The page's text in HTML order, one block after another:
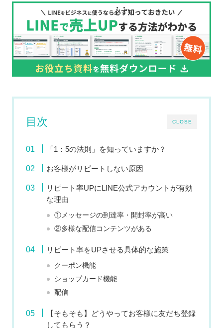
CLOSE
目次
「1：5の法則」を知っていますか？
お客様がリピートしない原因
リピート率UPにLINE公式アカウントが有効
な理由
①メッセージの到達率・開封率が高い
②多様な配信コンテンツがある
リピート率をUPさせる具体的な施策
クーポン機能
ショップカード機能
配信
【そもそも】どうやってお客様に友だち登録
してもらう？